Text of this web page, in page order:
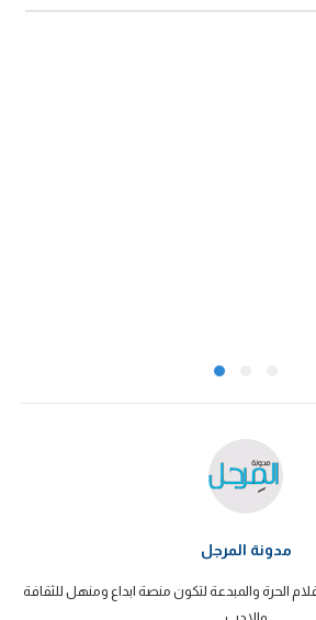
مدونة المرجل
الحرة والمبدعة لتكون منصة ابداع ومنهل للثقافة